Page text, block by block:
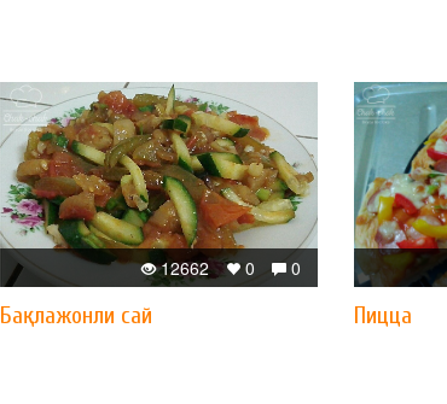
0
0
12662
Бақлажонли сай Пицца